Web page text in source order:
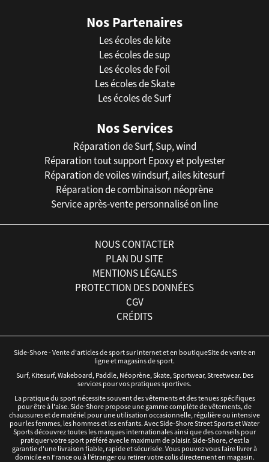
Nos Partenaires
Les écoles de kite
Les écoles de sup
Les écoles de Foil
Les écoles de Skate
Les écoles de Surf
Nos Services
Réparation de Surf, Sup, wind
Réparation tout support Epoxy et polyester
Réparation de voiles windsurf, ailes kitesurf
Réparation de combinaison néoprène
Service après-vente personnalisé on line
NOUS CONTACTER
PLAN DU SITE
MENTIONS LÉGALES
PROTECTION DES DONNÉES
CGV
CRÉDITS
Side-Shore - Vente d'articles de sport sur internet et en boutiqueSite de vente en
ligne et magasins de sport.
Surf, Kitesurf, Wakeboard, Paddle, Néoprène, Skate, Sportwear, Streetwear. Des
services pour vos pratiques sportives.
La pratique du sport nécessite souvent des vêtements et des tenues spécifiques
pour être à l'aise. Side-Shore propose une gamme complète de vêtements, de
chaussures et de matériel pour une utilisation occasionnelle, régulière ou intensive
pour les femmes, les hommes et les enfants. Avec Side-Shore Street Sports et Water
Sports découvrez toutes les marques internationales ainsi que des conseils pour
pratiquer votre sport préféré avec le maximum de plaisir. Side-Shore, c'est la
garantie d'une livraison fiable, rapide et sécurisée. Vous pouvez vous faire livrer à
domicile en France ou à l’étranger ou retirer votre colis directement en magasin.